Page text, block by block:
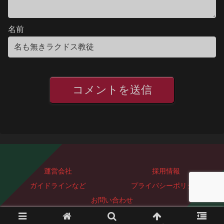
名前
運営会社
採用情報
ガイドラインなど
プライバシーポリシー
お問い合わせ
Copyright © 2023-2026 ぐっどぴーす株式会社 All Rights Reserved.